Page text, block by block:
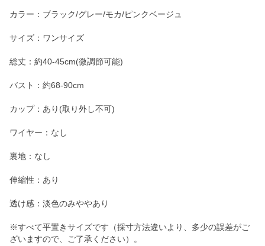
カラー：ブラック/グレー/モカ/ピンクベージュ
サイズ：ワンサイズ
総丈：約40-45cm(微調節可能)
バスト：約68-90cm
カップ：あり(取り外し不可)
ワイヤー：なし
裏地：なし
伸縮性：あり
透け感：淡色のみややあり
※すべて平置きサイズです（採寸方法違いより、多少の誤差がご
ざいますので、ご了承ください）。